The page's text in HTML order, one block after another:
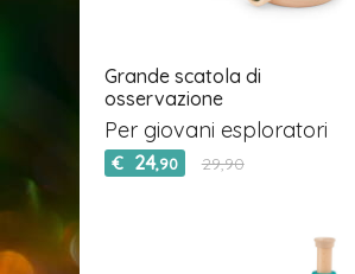
Grande scatola di
osservazione
Per giovani esploratori
€ 24,90 29,90